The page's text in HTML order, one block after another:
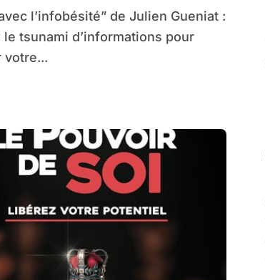
le tsunami d’informations pour
votre...